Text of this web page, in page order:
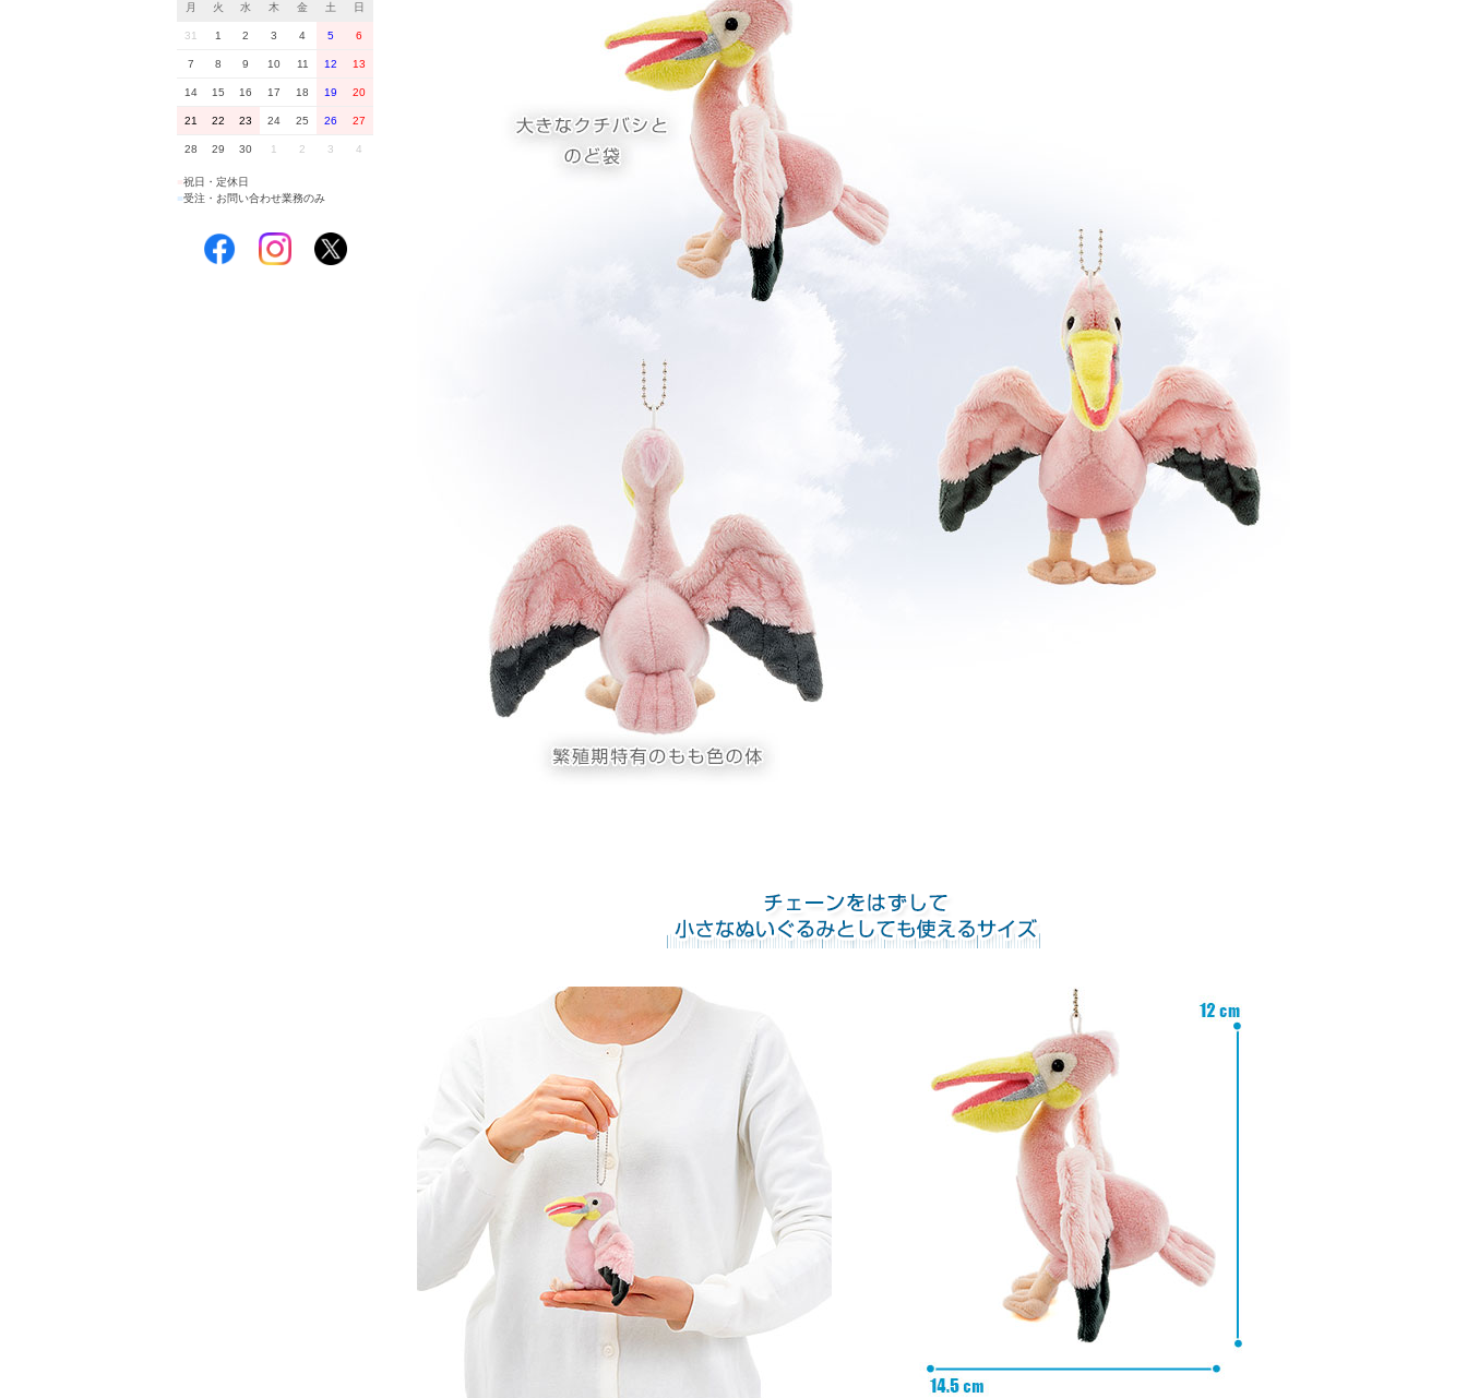
月 火 水 木 金 土 日
31 1 2 3 4 5 6
7 8 9 10 11 12 13
14 15 16 17 18 19 20
21 22 23 24 25 26 27
28 29 30 1 2 3 4
祝日・定休日
■受注・お問い合わせ業務のみ